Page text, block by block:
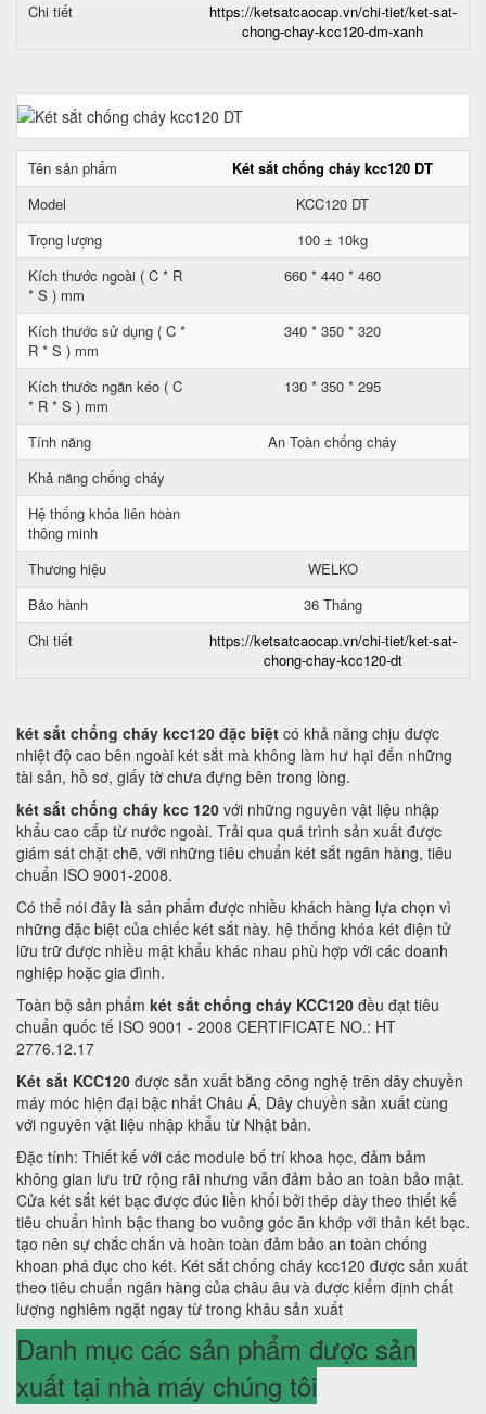
Chi tiết
https://ketsatcaocap.vn/chi-tiet/ket-sat-
chong-chay-kcc120-dm-xanh
Tên sản phẩm
Két sắt chống cháy kcc120 DT
Model
KCC120 DT
Trọng lượng
100 ± 10kg
Kích thước ngoài ( C * R
* S ) mm
660 * 440 * 460
Kích thước sử dụng ( C *
R * S ) mm
340 * 350 * 320
Kích thước ngăn kéo ( C
* R * S ) mm
130 * 350 * 295
Tính năng
An Toàn chống cháy
Khả năng chống cháy
Hệ thống khóa liên hoàn
thông minh
Thương hiệu
WELKO
Bảo hành
36 Tháng
Chi tiết
https://ketsatcaocap.vn/chi-tiet/ket-sat-
chong-chay-kcc120-dt
két sắt chống cháy kcc120 đặc biệt có khả năng chịu được
nhiệt độ cao bên ngoài két sắt mà không làm hư hại đến những
tài sản, hồ sơ, giấy tờ chưa đựng bên trong lòng.
két sắt chống cháy kcc 120 với những nguyên vật liệu nhập
khẩu cao cấp từ nước ngoài. Trải qua quá trình sản xuất được
giám sát chặt chẽ, với những tiêu chuẩn két sắt ngân hàng, tiêu
chuẩn ISO 9001-2008.
Có thể nói đây là sản phẩm được nhiều khách hàng lựa chọn vì
những đặc biệt của chiếc két sắt này. hệ thống khóa két điện tử
lữu trữ được nhiều mật khẩu khác nhau phù hợp với các doanh
nghiệp hoặc gia đình.
Toàn bộ sản phẩm két sắt chống cháy KCC120 đều đạt tiêu
chuẩn quốc tế ISO 9001 - 2008 CERTIFICATE NO.: HT
2776.12.17
Két sắt KCC120 được sản xuất bằng công nghệ trên dây chuyền
máy móc hiện đại bậc nhất Châu Á, Dây chuyền sản xuất cùng
với nguyên vật liệu nhập khẩu từ Nhật bản.
Đặc tính: Thiết kế với các module bố trí khoa học, đảm bảm
không gian lưu trữ rộng rãi nhưng vẫn đảm bảo an toàn bảo mật.
Cửa két sắt két bạc được đúc liền khối bởi thép dày theo thiết kế
tiêu chuẩn hình bậc thang bo vuông góc ăn khớp với thân két bạc.
tạo nên sự chắc chắn và hoàn toàn đảm bảo an toàn chống
khoan phá đục cho két. Két sắt chống cháy kcc120 được sản xuất
theo tiêu chuẩn ngân hàng của châu âu và được kiểm định chất
lượng nghiêm ngặt ngay từ trong khâu sản xuất
Danh mục các sản phẩm được sản
xuất tại nhà máy chúng tôi